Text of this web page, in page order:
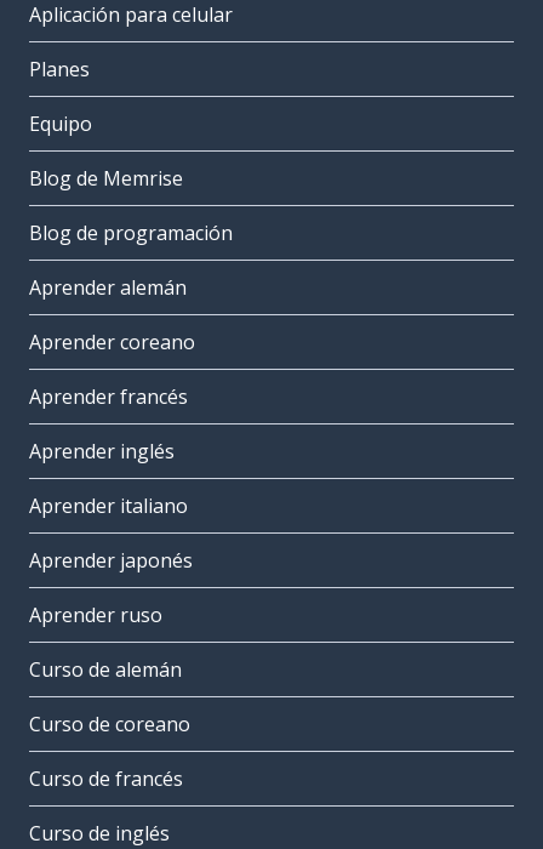
Aplicación para celular
Planes
Equipo
Blog de Memrise
Blog de programación
Aprender alemán
Aprender coreano
Aprender francés
Aprender inglés
Aprender italiano
Aprender japonés
Aprender ruso
Curso de alemán
Curso de coreano
Curso de francés
Curso de inglés